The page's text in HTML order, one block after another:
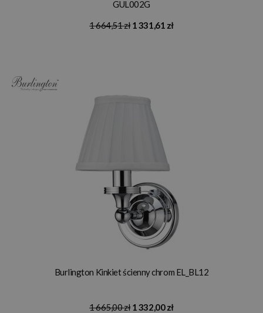
GUL002G
1 664,51 zł 1 331,61 zł
Burlington Kinkiet ścienny chrom EL_BL12
1 665,00 zł 1 332,00 zł